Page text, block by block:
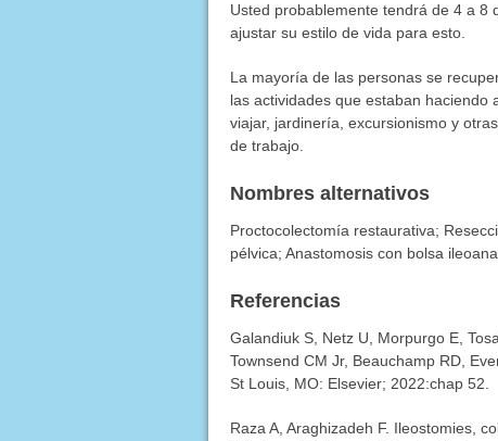
Usted probablemente tendrá de 4 a 8
ajustar su estilo de vida para esto.
La mayoría de las personas se
las actividades que estaban haciendo
viajar, jardinería, excursionismo y
de trabajo.
Nombres alternativos
Proctocolectomía restaurativa;
pélvica; Anastomosis con bolsa
Referencias
Galandiuk S, Netz U, Morpurgo E,
Townsend CM Jr, Beauchamp RD,
St Louis, MO: Elsevier; 2022:chap 52.
Raza A, Araghizadeh F. Ileostomies,